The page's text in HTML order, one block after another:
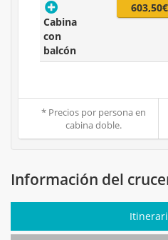
Cabina
con
balcón
603,50€
* Precios por persona en
cabina doble.
Información del